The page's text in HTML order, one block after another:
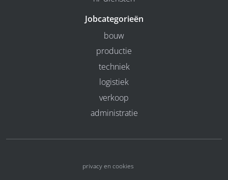
Jobcategorieën
bouw
productie
techniek
logistiek
verkoop
administratie
privacy en cookies